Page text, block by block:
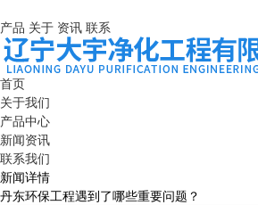
产品 关于 资讯 联系
首页
关于我们
产品中心
新闻资讯
联系我们
新闻详情
丹东环保工程遇到了哪些重要问题？